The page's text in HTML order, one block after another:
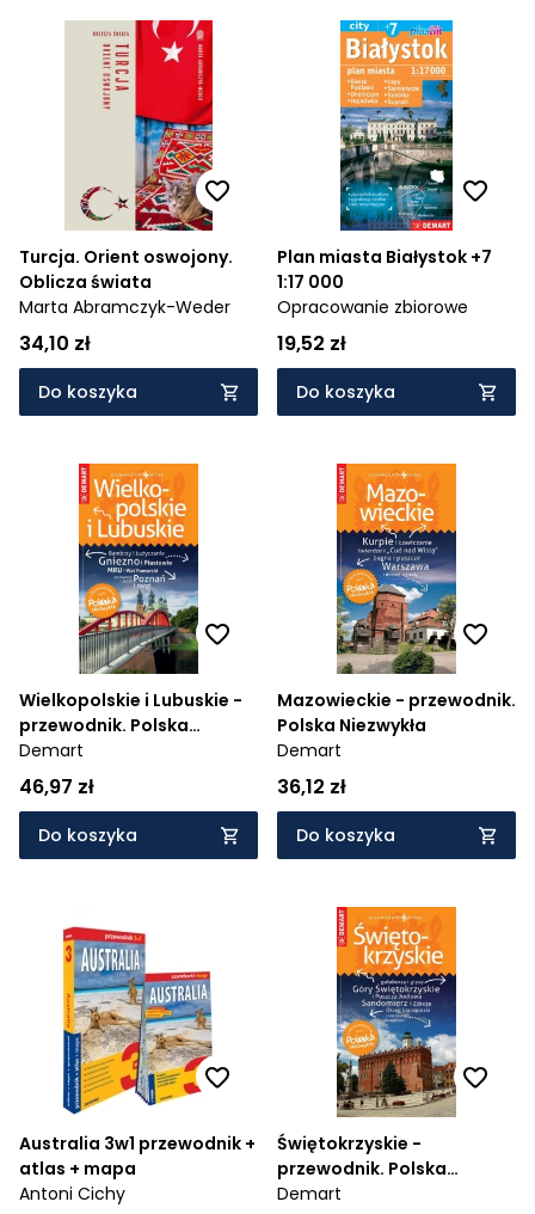
Turcja. Orient oswojony.
Oblicza świata
Marta Abramczyk-Weder
34,10 zł
Do koszyka
Plan miasta Białystok +7
1:17 000
Opracowanie zbiorowe
19,52 zł
Do koszyka
Wielkopolskie i Lubuskie -
przewodnik. Polska
Niezywkła
Demart
46,97 zł
Do koszyka
Mazowieckie - przewodnik.
Polska Niezwykła
Demart
36,12 zł
Do koszyka
Australia 3w1 przewodnik +
atlas + mapa
Antoni Cichy
Świętokrzyskie -
przewodnik. Polska
Niezwykła
Demart